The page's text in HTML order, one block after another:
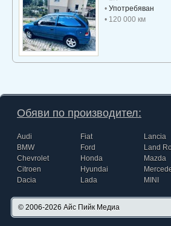
• Употребяван
• 120 000 км
Обяви по производител:
Audi
BMW
Chevrolet
Citroen
Dacia
Fiat
Ford
Honda
Hyundai
Lada
Lancia
Land
Mazda
MINI
© 2006-2026 Айс Пийк Медиа